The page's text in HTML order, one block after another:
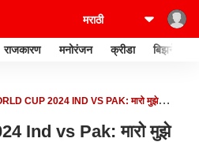
राजकारण मनोरंजन क्रीडा बिझनेस
CUP 2024 IND VS PAK: मारो मुझे
Ind vs Pak: मारो मुझे